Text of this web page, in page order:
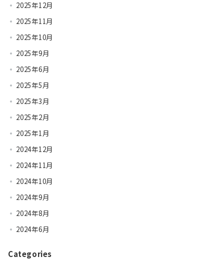
2025年12月
2025年11月
2025年10月
2025年9月
2025年6月
2025年5月
2025年3月
2025年2月
2025年1月
2024年12月
2024年11月
2024年10月
2024年9月
2024年8月
2024年6月
Categories